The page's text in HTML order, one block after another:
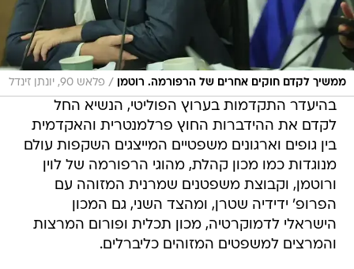
ממשיך לקדם חוקים אחרים של הרפורמה. רוטמן / פלאש 90, יונתן זינדל
בהיעדר התקדמות בערוץ הפוליטי, הנשיא החל
לקדם את ההידברות החוץ פרלמנטרית והאקדמית
בין גופים וארגונים משפטיים המייצגים השקפות עולם
מנוגדות כמו מכון קהלת, מהוגי הרפורמה של לוין
ורוטמן, וקבוצת משפטנים שמרנית המזוהה עם
הפרופ' ידידיה שטרן, ומהצד השני, גם המכון
הישראלי לדמוקרטיה, מכון תכלית ופורום המרצות
והמרצים למשפטים המזוהים כליברלים.